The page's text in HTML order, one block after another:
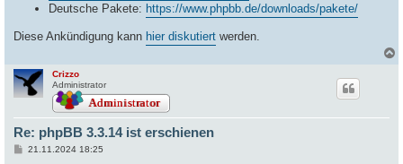
Deutsche Pakete: https://www.phpbb.de/downloads/pakete/
Diese Ankündigung kann hier diskutiert werden.
Crizzo
Administrator
Re: phpBB 3.3.14 ist erschienen
B21.11.2024 18:25